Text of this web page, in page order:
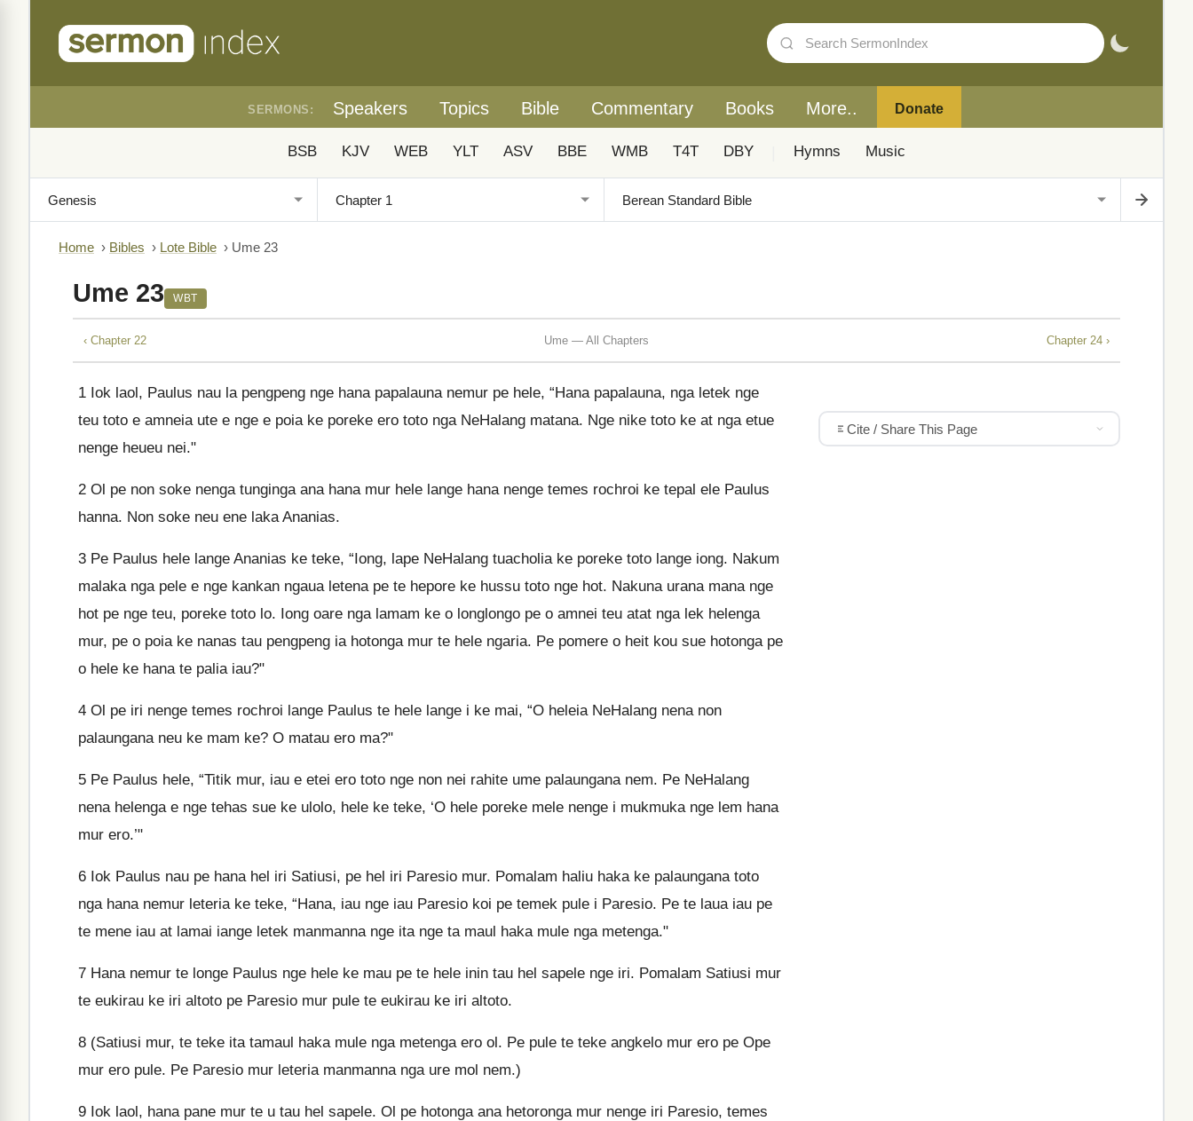
SERMONS: Speakers Topics Bible Commentary Books More.. Donate
BSB KJV WEB YLT ASV BBE WMB T4T DBY Hymns Music
Home › Bibles › Lote Bible › Ume 23
Ume 23 WBT
‹ Chapter 22 Ume — All Chapters Chapter 24 ›
1 Iok laol, Paulus nau la pengpeng nge hana papalauna nemur pe hele, “Hana papalauna, nga letek nge
teu toto e amneia ute e nge e poia ke poreke ero toto nga NeHalang matana. Nge nike toto ke at nga etue
nenge heueu nei."
2 Ol pe non soke nenga tunginga ana hana mur hele lange hana nenge temes rochroi ke tepal ele Paulus
hanna. Non soke neu ene laka Ananias.
3 Pe Paulus hele lange Ananias ke teke, “Iong, lape NeHalang tuacholia ke poreke toto lange iong. Nakum
malaka nga pele e nge kankan ngaua letena pe te hepore ke hussu toto nge hot. Nakuna urana mana nge
hot pe nge teu, poreke toto lo. Iong oare nga lamam ke o longlongo pe o amnei teu atat nga lek helenga
mur, pe o poia ke nanas tau pengpeng ia hotonga mur te hele ngaria. Pe pomere o heit kou sue hotonga pe
o hele ke hana te palia iau?"
4 Ol pe iri nenge temes rochroi lange Paulus te hele lange i ke mai, “O heleia NeHalang nena non
palaungana neu ke mam ke? O matau ero ma?"
5 Pe Paulus hele, “Titik mur, iau e etei ero toto nge non nei rahite ume palaungana nem. Pe NeHalang
nena helenga e nge tehas sue ke ulolo, hele ke teke, ‘O hele poreke mele nenge i mukmuka nge lem hana
mur ero.’"
6 Iok Paulus nau pe hana hel iri Satiusi, pe hel iri Paresio mur. Pomalam haliu haka ke palaungana toto
nga hana nemur leteria ke teke, “Hana, iau nge iau Paresio koi pe temek pule i Paresio. Pe te laua iau pe
te mene iau at lamai iange letek manmanna nge ita nge ta maul haka mule nga metenga."
7 Hana nemur te longe Paulus nge hele ke mau pe te hele inin tau hel sapele nge iri. Pomalam Satiusi mur
te eukirau ke iri altoto pe Paresio mur pule te eukirau ke iri altoto.
8 (Satiusi mur, te teke ita tamaul haka mule nga metenga ero ol. Pe pule te teke angkelo mur ero pe Ope
mur ero pule. Pe Paresio mur leteria manmanna nga ure mol nem.)
9 Iok laol, hana pane mur te u tau hel sapele. Ol pe hotonga ana hetoronga mur nenge iri Paresio, temes
Cite / Share This Page